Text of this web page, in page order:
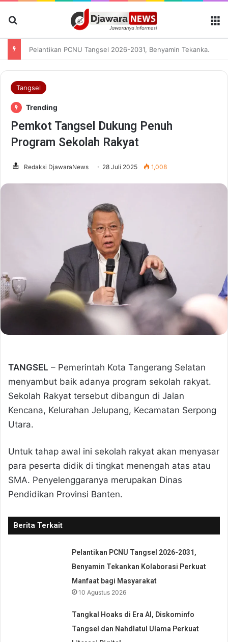
Pelantikan PCNU Tangsel 2026-2031, Benyamin Tekankan Kolaborasi Perkuat Manfaat bagi Masyarakat
Tangsel
Trending
Pemkot Tangsel Dukung Penuh
Program Sekolah Rakyat
Redaksi DjawaraNews 28 Juli 2025 1,008
TANGSEL – Pemerintah Kota Tangerang Selatan
menyambut baik adanya program sekolah rakyat.
Sekolah Rakyat tersebut dibangun di Jalan
Kencana, Kelurahan Jelupang, Kecamatan Serpong
Utara.
Untuk tahap awal ini sekolah rakyat akan menyasar
para peserta didik di tingkat menengah atas atau
SMA. Penyelenggaranya merupakan Dinas
Pendidikan Provinsi Banten.
Berita Terkait
Pelantikan PCNU Tangsel 2026-2031,
Benyamin Tekankan Kolaborasi Perkuat
Manfaat bagi Masyarakat
10 Agustus 2026
Tangkal Hoaks di Era AI, Diskominfo
Tangsel dan Nahdlatul Ulama Perkuat